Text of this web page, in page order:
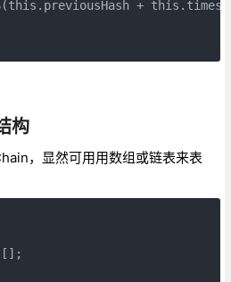
+
构
，显然可用用数组或链表来表